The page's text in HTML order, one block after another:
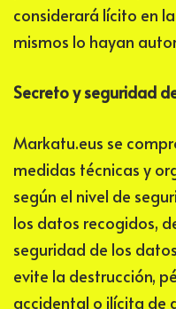
considerará lícito en
mismos lo hayan
Secreto y seguridad
Markatu.eus se
medidas técnicas y
según el nivel de
los datos recogidos,
seguridad de los
evite la destrucción,
accidental o ilícita de